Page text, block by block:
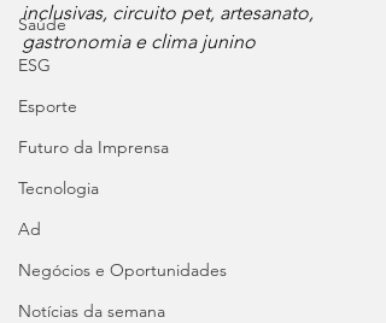
Saúde
ESG
Esporte
Futuro da Imprensa
Tecnologia
Ad
Negócios e Oportunidades
Notícias da semana
inclusivas, circuito pet, artesanato,
gastronomia e clima junino